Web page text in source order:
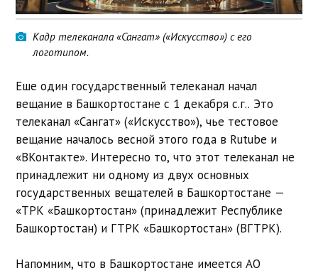
Кадр телеканала «Сангат» («Искусство») с его
логотипом.
Еше один государственный телеканал начал
вещание в Башкортостане с 1 декабря с.г.. Это
телеканал «Сангат» («Искусство»), чье тестовое
вещание началось весной этого года в Rutube и
«ВКонтакте». Интересно то, что этот телеканал не
принадлежит ни одному из двух основных
государственных вещателей в Башкортостане —
«ТРК «Башкортостан» (принадлежит Республике
Башкортостан) и ГТРК «Башкортостан» (ВГТРК).
Напомним, что в Башкортостане имеется АО